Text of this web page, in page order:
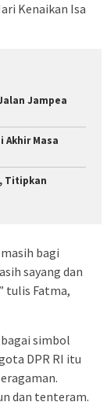
Kenaikan Isa
Jampea
Akhir Masa
Titipkan
bagi
sayang dan
tulis Fatma,
simbol
DPR RI itu
dan tenteram.